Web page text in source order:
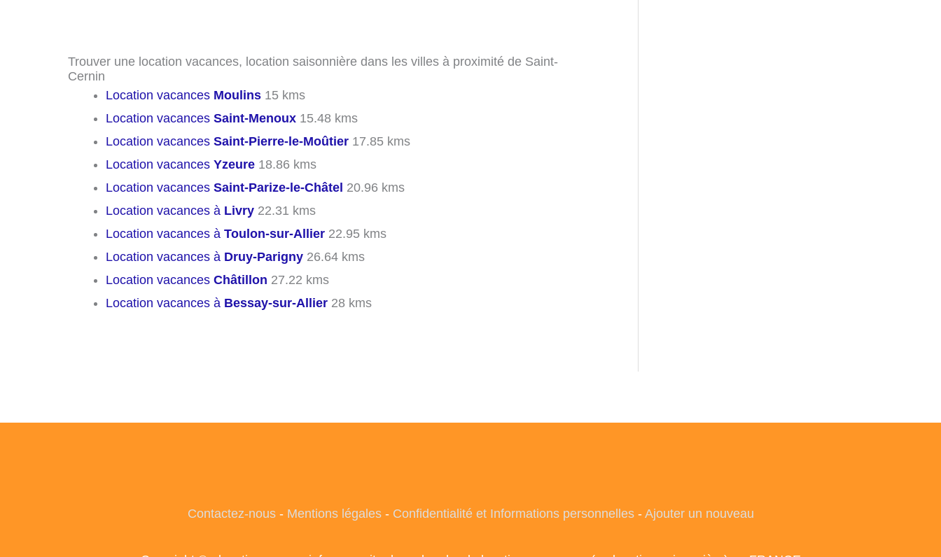
Trouver une location vacances, location saisonnière dans les villes à proximité de Saint-
Cernin
Location vacances Moulins 15 kms
Location vacances Saint-Menoux 15.48 kms
Location vacances Saint-Pierre-le-Moûtier 17.85 kms
Location vacances Yzeure 18.86 kms
Location vacances Saint-Parize-le-Châtel 20.96 kms
Location vacances à Livry 22.31 kms
Location vacances à Toulon-sur-Allier 22.95 kms
Location vacances à Druy-Parigny 26.64 kms
Location vacances Châtillon 27.22 kms
Location vacances à Bessay-sur-Allier 28 kms
Contactez-nous- Mentions légales- Confidentialité et Informations personnelles- Ajouter un nouveau